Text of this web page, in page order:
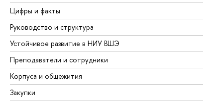
Цифры и факты
Руководство и структура
Устойчивое развитие в НИУ ВШЭ
Преподаватели и сотрудники
Корпуса и общежития
Закупки